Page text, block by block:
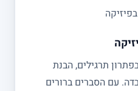
תרגילים, הבנת
עם הסברים ברורים